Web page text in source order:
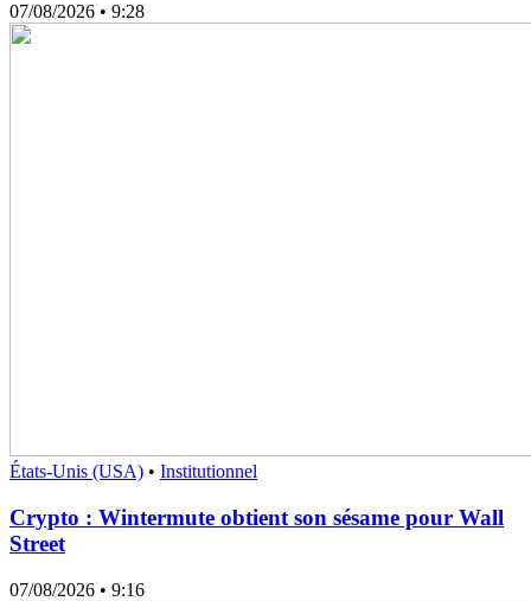
07/08/2026 • 9:28
États-Unis (USA) • Institutionnel
Crypto : Wintermute obtient son sésame pour Wall
Street
07/08/2026 • 9:16